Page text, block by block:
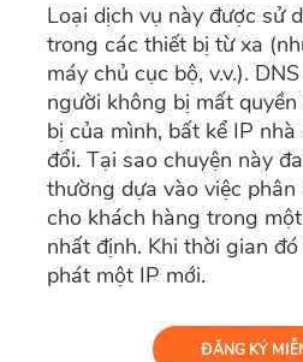
Loại dịch vụ này được sử
trong các thiết bị từ xa
máy chủ cục bộ, v.v.).
người không bị mất
bị của mình, bất kể IP
đổi. Tại sao chuyện này
thường dựa vào việc
cho khách hàng trong
nhất định. Khi thời gian
phát một IP mới.
ĐĂNG KÝ